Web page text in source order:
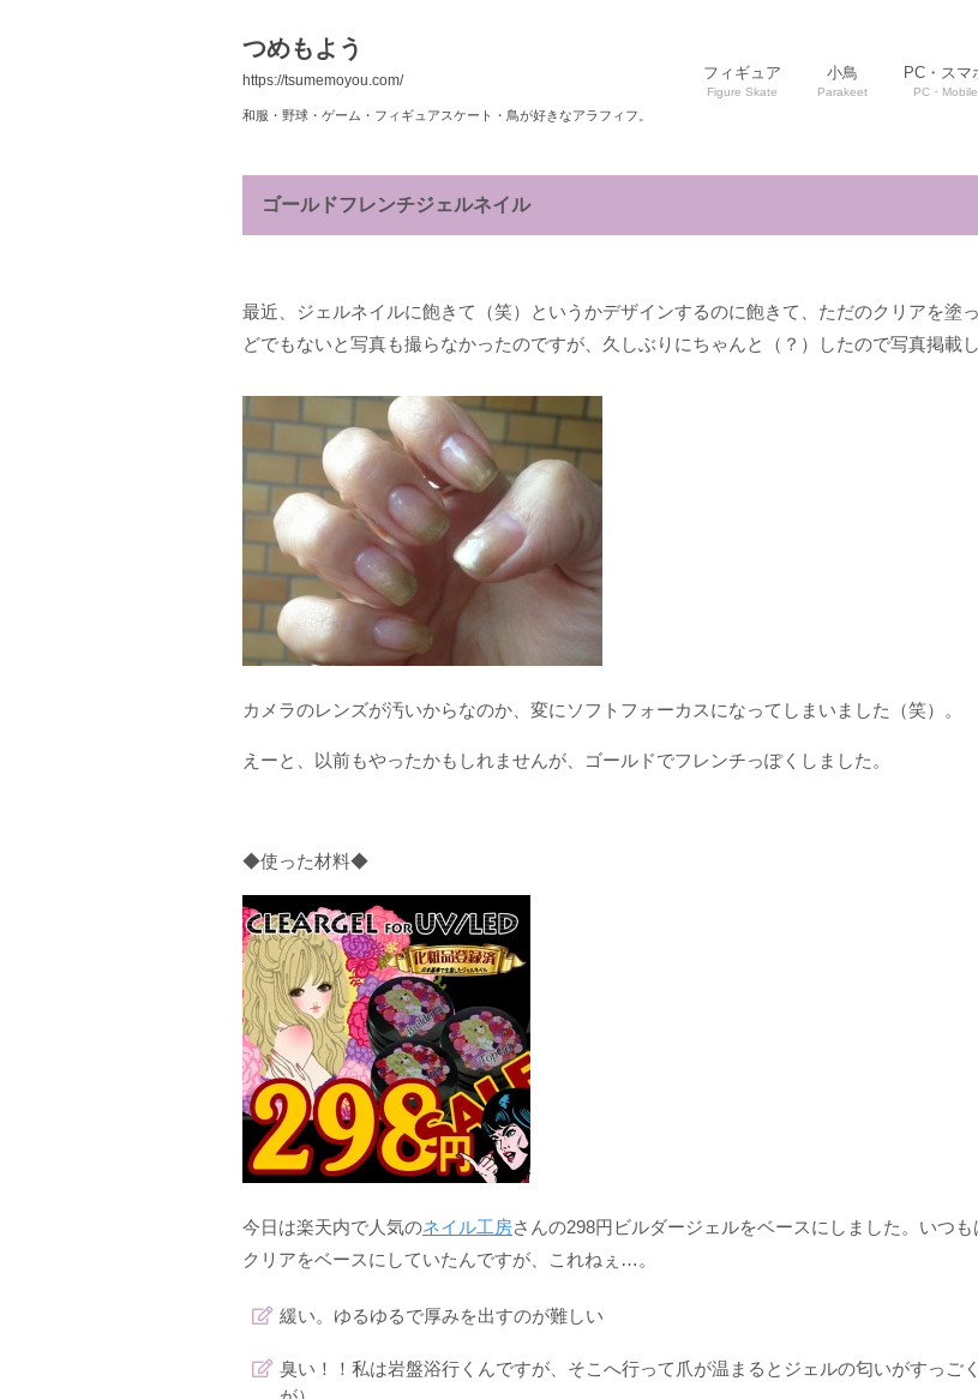
つめもよう
https://tsumemoyou.com/
和服・野球・ゲーム・フィギュアスケート・鳥が好きなアラフィフ。
フィギュア
Figure Skate
小鳥
Parakeet
PC・スマ
PC・Mobile
ゴールドフレンチジェルネイル
最近、ジェルネイルに飽きて（笑）というかデザインするのに飽きて、ただのクリアを塗
どでもないと写真も撮らなかったのですが、久しぶりにちゃんと（？）したので写真掲載し
カメラのレンズが汚いからなのか、変にソフトフォーカスになってしまいました（笑）。
えーと、以前もやったかもしれませんが、ゴールドでフレンチっぽくしました。
◆使った材料◆
今日は楽天内で人気のネイル工房さんの298円ビルダージェルをベースにしました。いつ
クリアをベースにしていたんですが、これねぇ…。
緩い。ゆるゆるで厚みを出すのが難しい
臭い！！私は岩盤浴行くんですが、そこへ行って爪が温まるとジェルの匂いがすっご